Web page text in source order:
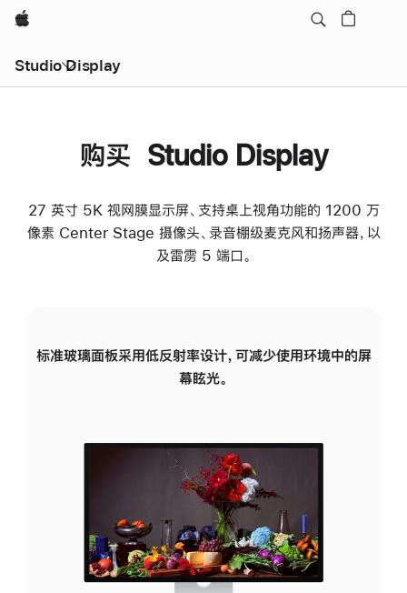
Apple
Studio Display
购买 Studio Display
27 英寸 5K 视网膜显示屏、支持桌上视角功能的 1200 万
像素 Center Stage 摄像头、录音棚级麦克风和扬声器，以
及雷雳 5 端口。
标准玻璃面板采用低反射率设计，可减少使用环境中的屏
幕眩光。